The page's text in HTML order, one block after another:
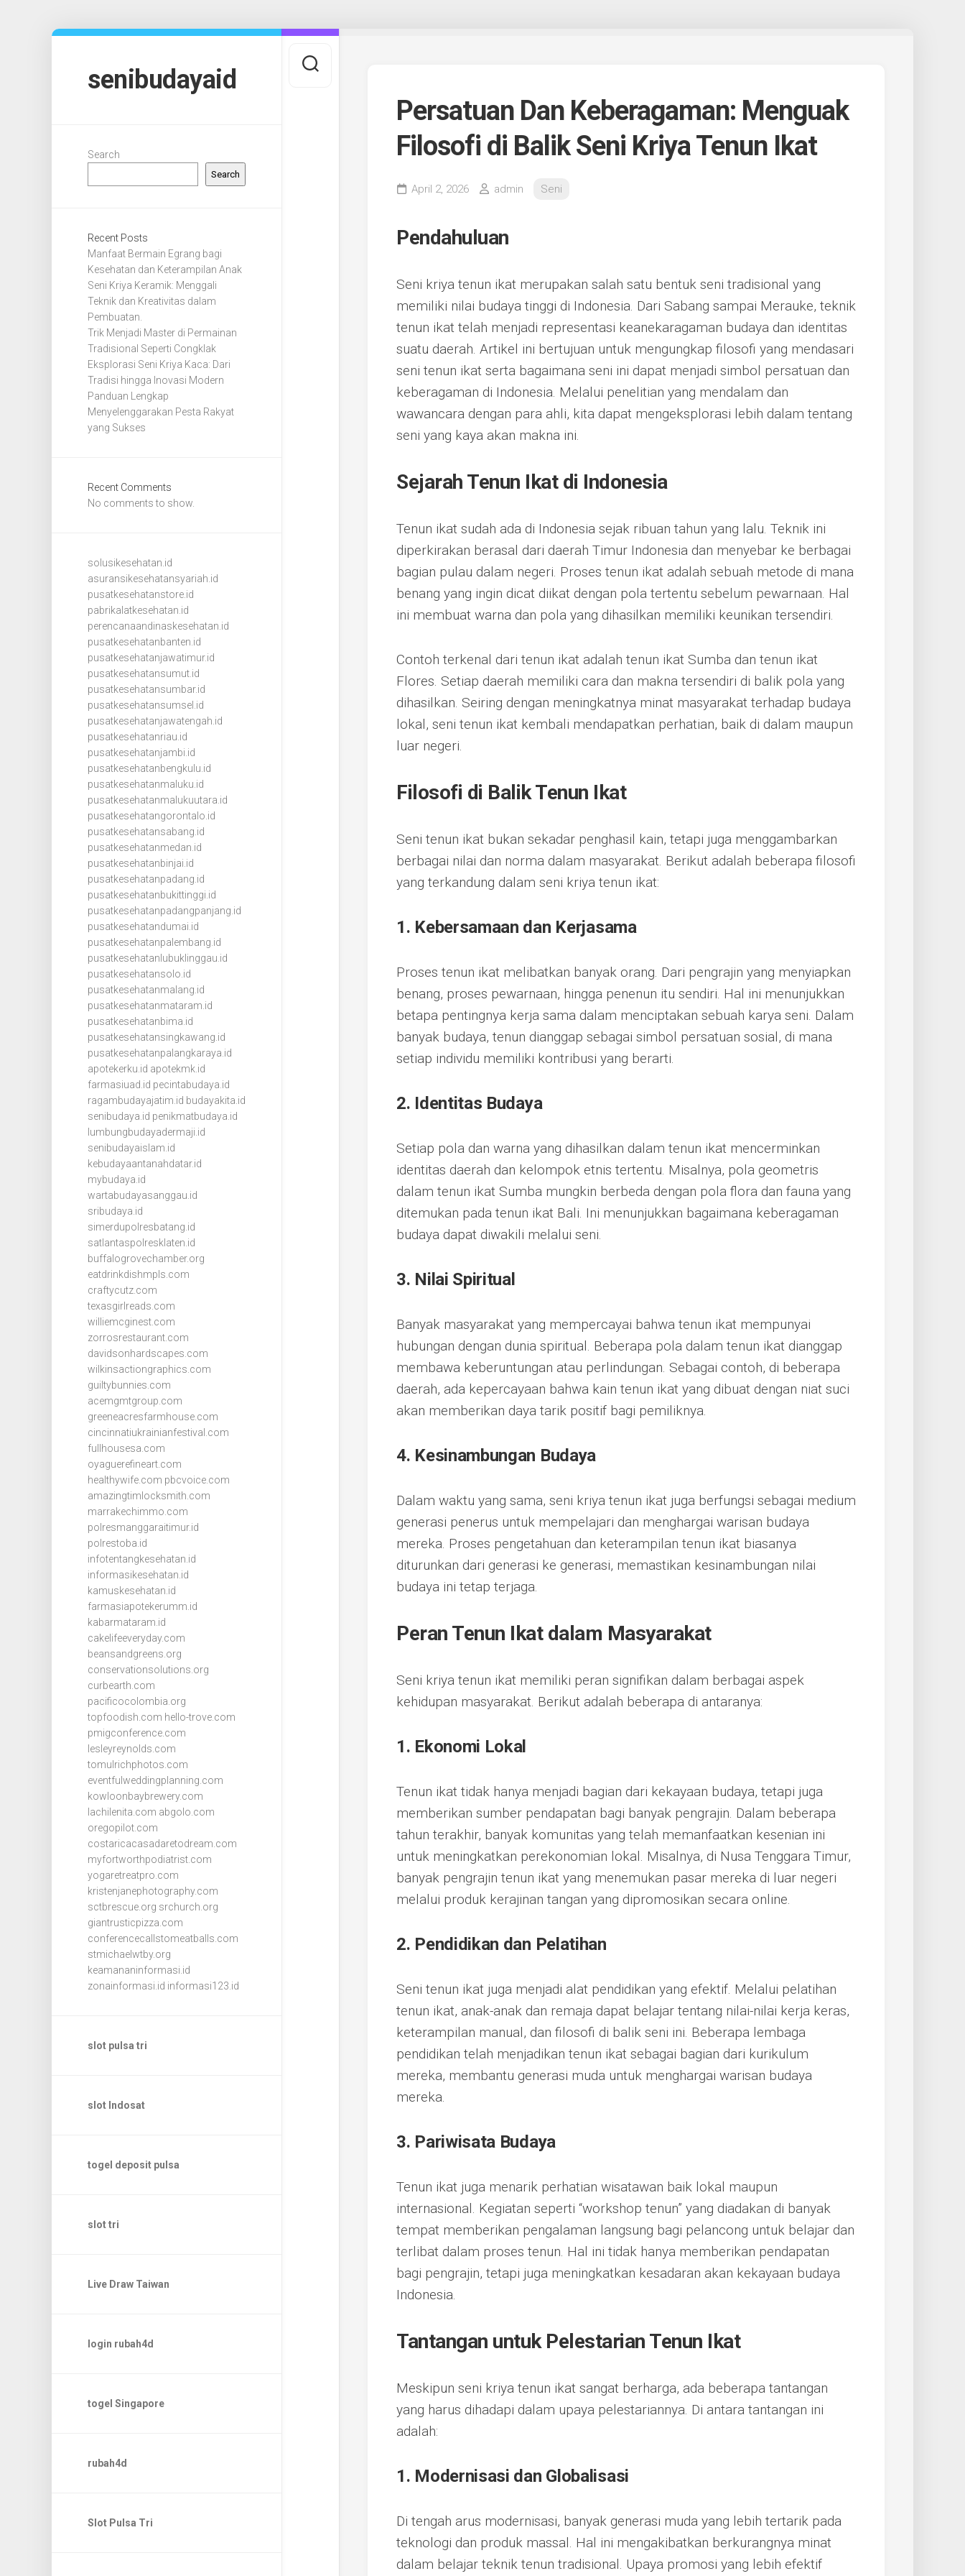
senibudayaid
Search
Search
Recent Posts
Manfaat Bermain Egrang bagi
Kesehatan dan Keterampilan Anak
Seni Kriya Keramik: Menggali
Teknik dan Kreativitas dalam
Pembuatan.
Trik Menjadi Master di Permainan
Tradisional Seperti Congklak
Eksplorasi Seni Kriya Kaca: Dari
Tradisi hingga Inovasi Modern
Panduan Lengkap
Menyelenggarakan Pesta Rakyat
yang Sukses
Recent Comments
No comments to show.
solusikesehatan.id
asuransikesehatansyariah.id
pusatkesehatanstore.id
pabrikalatkesehatan.id
perencanaandinaskesehatan.id
pusatkesehatanbanten.id
pusatkesehatanjawatimur.id
pusatkesehatansumut.id
pusatkesehatansumbar.id
pusatkesehatansumsel.id
pusatkesehatanjawatengah.id
pusatkesehatanriau.id
pusatkesehatanjambi.id
pusatkesehatanbengkulu.id
pusatkesehatanmaluku.id
pusatkesehatanmalukuutara.id
pusatkesehatangorontalo.id
pusatkesehatansabang.id
pusatkesehatanmedan.id
pusatkesehatanbinjai.id
pusatkesehatanpadang.id
pusatkesehatanbukittinggi.id
pusatkesehatanpadangpanjang.id
pusatkesehatandumai.id
pusatkesehatanpalembang.id
pusatkesehatanlubuklinggau.id
pusatkesehatansolo.id
pusatkesehatanmalang.id
pusatkesehatanmataram.id
pusatkesehatanbima.id
pusatkesehatansingkawang.id
pusatkesehatanpalangkaraya.id
apotekerku.id apotekmk.id
farmasiuad.id pecintabudaya.id
ragambudayajatim.id budayakita.id
senibudaya.id penikmatbudaya.id
lumbungbudayadermaji.id
senibudayaislam.id
kebudayaantanahdatar.id
mybudaya.id
wartabudayasanggau.id
sribudaya.id
simerdupolresbatang.id
satlantaspolresklaten.id
buffalogrovechamber.org
eatdrinkdishmpls.com
craftycutz.com
texasgirlreads.com
williemcginest.com
zorrosrestaurant.com
davidsonhardscapes.com
wilkinsactiongraphics.com
guiltybunnies.com
acemgmtgroup.com
greeneacresfarmhouse.com
cincinnatiukrainianfestival.com
fullhousesa.com
oyaguerefineart.com
healthywife.com pbcvoice.com
amazingtimlocksmith.com
marrakechimmo.com
polresmanggaraitimur.id
polrestoba.id
infotentangkesehatan.id
informasikesehatan.id
kamuskesehatan.id
farmasiapotekerumm.id
kabarmataram.id
cakelifeeveryday.com
beansandgreens.org
conservationsolutions.org
curbearth.com
pacificocolombia.org
topfoodish.com hello-trove.com
pmigconference.com
lesleyreynolds.com
tomulrichphotos.com
eventfulweddingplanning.com
kowloonbaybrewery.com
lachilenita.com abgolo.com
oregopilot.com
costaricacasadaretodream.com
myfortworthpodiatrist.com
yogaretreatpro.com
kristenjanephotography.com
sctbrescue.org srchurch.org
giantrusticpizza.com
conferencecallstomeatballs.com
stmichaelwtby.org
keamananinformasi.id
zonainformasi.id informasi123.id
slot pulsa tri
slot Indosat
togel deposit pulsa
slot tri
Live Draw Taiwan
login rubah4d
togel Singapore
rubah4d
Slot Pulsa Tri
Persatuan Dan Keberagaman: Menguak
Filosofi di Balik Seni Kriya Tenun Ikat
April 2, 2026 admin Seni
Pendahuluan
Seni kriya tenun ikat merupakan salah satu bentuk seni tradisional yang
memiliki nilai budaya tinggi di Indonesia. Dari Sabang sampai Merauke, teknik
tenun ikat telah menjadi representasi keanekaragaman budaya dan identitas
suatu daerah. Artikel ini bertujuan untuk mengungkap filosofi yang mendasari
seni tenun ikat serta bagaimana seni ini dapat menjadi simbol persatuan dan
keberagaman di Indonesia. Melalui penelitian yang mendalam dan
wawancara dengan para ahli, kita dapat mengeksplorasi lebih dalam tentang
seni yang kaya akan makna ini.
Sejarah Tenun Ikat di Indonesia
Tenun ikat sudah ada di Indonesia sejak ribuan tahun yang lalu. Teknik ini
diperkirakan berasal dari daerah Timur Indonesia dan menyebar ke berbagai
bagian pulau dalam negeri. Proses tenun ikat adalah sebuah metode di mana
benang yang ingin dicat diikat dengan pola tertentu sebelum pewarnaan. Hal
ini membuat warna dan pola yang dihasilkan memiliki keunikan tersendiri.
Contoh terkenal dari tenun ikat adalah tenun ikat Sumba dan tenun ikat
Flores. Setiap daerah memiliki cara dan makna tersendiri di balik pola yang
dihasilkan. Seiring dengan meningkatnya minat masyarakat terhadap budaya
lokal, seni tenun ikat kembali mendapatkan perhatian, baik di dalam maupun
luar negeri.
Filosofi di Balik Tenun Ikat
Seni tenun ikat bukan sekadar penghasil kain, tetapi juga menggambarkan
berbagai nilai dan norma dalam masyarakat. Berikut adalah beberapa filosofi
yang terkandung dalam seni kriya tenun ikat:
1. Kebersamaan dan Kerjasama
Proses tenun ikat melibatkan banyak orang. Dari pengrajin yang menyiapkan
benang, proses pewarnaan, hingga penenun itu sendiri. Hal ini menunjukkan
betapa pentingnya kerja sama dalam menciptakan sebuah karya seni. Dalam
banyak budaya, tenun dianggap sebagai simbol persatuan sosial, di mana
setiap individu memiliki kontribusi yang berarti.
2. Identitas Budaya
Setiap pola dan warna yang dihasilkan dalam tenun ikat mencerminkan
identitas daerah dan kelompok etnis tertentu. Misalnya, pola geometris
dalam tenun ikat Sumba mungkin berbeda dengan pola flora dan fauna yang
ditemukan pada tenun ikat Bali. Ini menunjukkan bagaimana keberagaman
budaya dapat diwakili melalui seni.
3. Nilai Spiritual
Banyak masyarakat yang mempercayai bahwa tenun ikat mempunyai
hubungan dengan dunia spiritual. Beberapa pola dalam tenun ikat dianggap
membawa keberuntungan atau perlindungan. Sebagai contoh, di beberapa
daerah, ada kepercayaan bahwa kain tenun ikat yang dibuat dengan niat suci
akan memberikan daya tarik positif bagi pemiliknya.
4. Kesinambungan Budaya
Dalam waktu yang sama, seni kriya tenun ikat juga berfungsi sebagai medium
generasi penerus untuk mempelajari dan menghargai warisan budaya
mereka. Proses pengetahuan dan keterampilan tenun ikat biasanya
diturunkan dari generasi ke generasi, memastikan kesinambungan nilai
budaya ini tetap terjaga.
Peran Tenun Ikat dalam Masyarakat
Seni kriya tenun ikat memiliki peran signifikan dalam berbagai aspek
kehidupan masyarakat. Berikut adalah beberapa di antaranya:
1. Ekonomi Lokal
Tenun ikat tidak hanya menjadi bagian dari kekayaan budaya, tetapi juga
memberikan sumber pendapatan bagi banyak pengrajin. Dalam beberapa
tahun terakhir, banyak komunitas yang telah memanfaatkan kesenian ini
untuk meningkatkan perekonomian lokal. Misalnya, di Nusa Tenggara Timur,
banyak pengrajin tenun ikat yang menemukan pasar mereka di luar negeri
melalui produk kerajinan tangan yang dipromosikan secara online.
2. Pendidikan dan Pelatihan
Seni tenun ikat juga menjadi alat pendidikan yang efektif. Melalui pelatihan
tenun ikat, anak-anak dan remaja dapat belajar tentang nilai-nilai kerja keras,
keterampilan manual, dan filosofi di balik seni ini. Beberapa lembaga
pendidikan telah menjadikan tenun ikat sebagai bagian dari kurikulum
mereka, membantu generasi muda untuk menghargai warisan budaya
mereka.
3. Pariwisata Budaya
Tenun ikat juga menarik perhatian wisatawan baik lokal maupun
internasional. Kegiatan seperti “workshop tenun” yang diadakan di banyak
tempat memberikan pengalaman langsung bagi pelancong untuk belajar dan
terlibat dalam proses tenun. Hal ini tidak hanya memberikan pendapatan
bagi pengrajin, tetapi juga meningkatkan kesadaran akan kekayaan budaya
Indonesia.
Tantangan untuk Pelestarian Tenun Ikat
Meskipun seni kriya tenun ikat sangat berharga, ada beberapa tantangan
yang harus dihadapi dalam upaya pelestariannya. Di antara tantangan ini
adalah:
1. Modernisasi dan Globalisasi
Di tengah arus modernisasi, banyak generasi muda yang lebih tertarik pada
teknologi dan produk massal. Hal ini mengakibatkan berkurangnya minat
dalam belajar teknik tenun tradisional. Upaya promosi yang lebih efektif